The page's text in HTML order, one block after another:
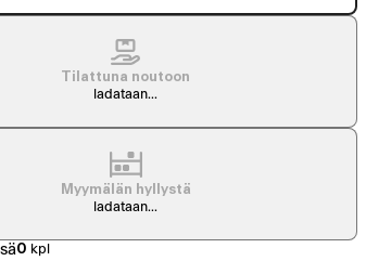
Tilattuna noutoon
ladataan...
Myymälän hyllystä
ladataan...
0 kpl